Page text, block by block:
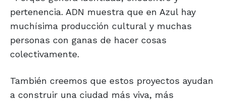
pertenencia. ADN muestra que en Azul hay
muchísima producción cultural y muchas
personas con ganas de hacer cosas
colectivamente.
También creemos que estos proyectos ayudan
a construir una ciudad más viva, más